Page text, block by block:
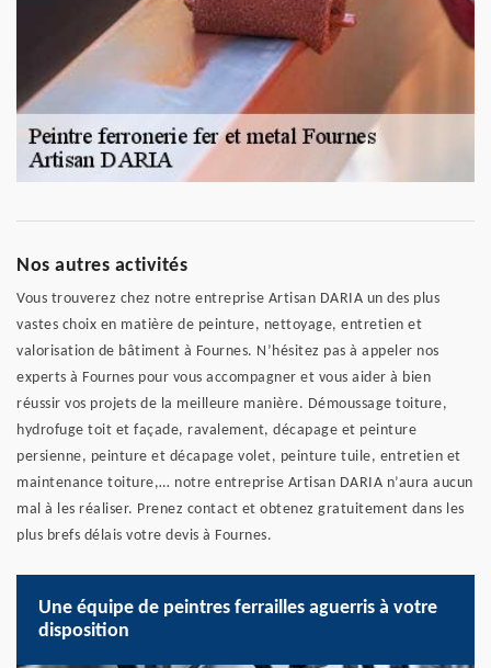
Nos autres activités
Vous trouverez chez notre entreprise Artisan DARIA un des plus
vastes choix en matière de peinture, nettoyage, entretien et
valorisation de bâtiment à Fournes. N’hésitez pas à appeler nos
experts à Fournes pour vous accompagner et vous aider à bien
réussir vos projets de la meilleure manière. Démoussage toiture,
hydrofuge toit et façade, ravalement, décapage et peinture
persienne, peinture et décapage volet, peinture tuile, entretien et
maintenance toiture,… notre entreprise Artisan DARIA n’aura aucun
mal à les réaliser. Prenez contact et obtenez gratuitement dans les
plus brefs délais votre devis à Fournes.
Une équipe de peintres ferrailles aguerris à votre
disposition